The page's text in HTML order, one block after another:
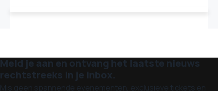
Meld je aan en ontvang het laatste nieuws
rechtstreeks in je inbox.
Mis geen spannende evenementen, exclusieve tickets en